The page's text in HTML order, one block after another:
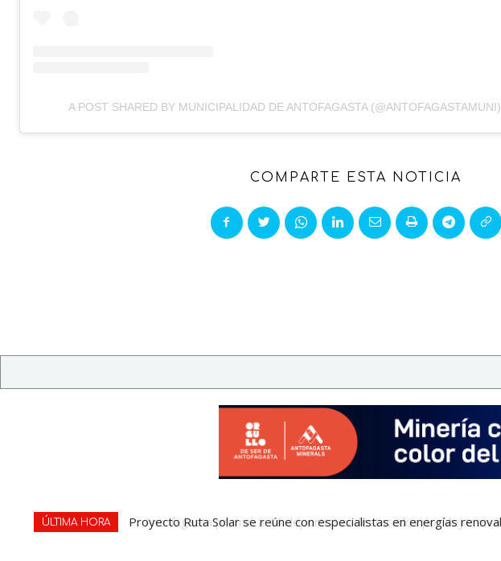
A POST SHARED BY MUNICIPALIDAD DE ANTOFAGASTA (@ANTOFAGASTAMUNI)
COMPARTE ESTA NOTICIA